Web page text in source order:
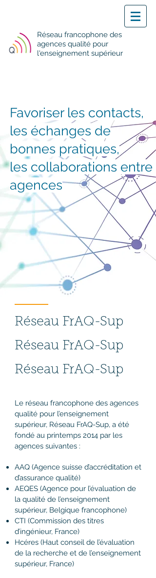
Réseau francophone des
agences qualité pour
l'enseignement supérieur
Favoriser les contacts,
les échanges de
bonnes pratiques,
les collaborations entre
agences
Réseau FrAQ-Sup
Réseau FrAQ-Sup
Réseau FrAQ-Sup
Le réseau francophone des agences
qualité pour l’enseignement
supérieur, Réseau FrAQ-Sup, a été
fondé au printemps 2014 par les
agences suivantes :
AAQ (Agence suisse d’accréditation et
d’assurance qualité)
AEQES (Agence pour l’évaluation de
la qualité de l’enseignement
supérieur, Belgique francophone)
CTI (Commission des titres
d’ingénieur, France)
Hcéres (Haut conseil de l’évaluation
de la recherche et de l’enseignement
supérieur, France)